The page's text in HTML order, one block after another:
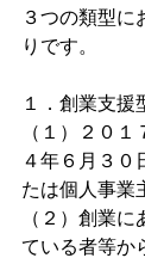
３つの類型に
りです。
１．創業支援
（１）２０
４年６月３０
たは個人事業
（２）創業
ている者等か